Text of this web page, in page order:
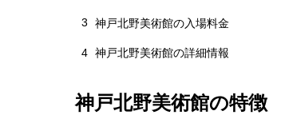
3 神戸北野美術館の入場料金
4 神戸北野美術館の詳細情報
神戸北野美術館の特徴